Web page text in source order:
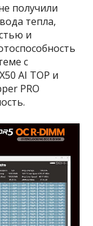
получили
тепла,
и
с
AI TOP и
PRO